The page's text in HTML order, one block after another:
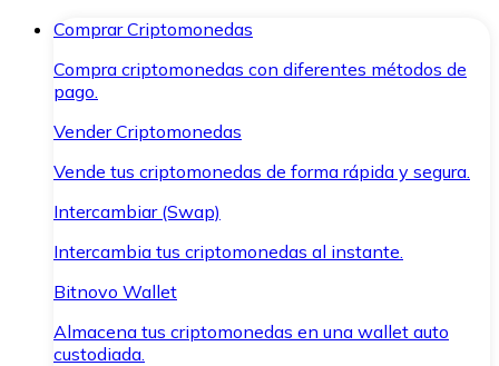
Comprar Criptomonedas
Compra criptomonedas con diferentes métodos de
pago.
Vender Criptomonedas
Vende tus criptomonedas de forma rápida y segura.
Intercambiar (Swap)
Intercambia tus criptomonedas al instante.
Bitnovo Wallet
Almacena tus criptomonedas en una wallet auto
custodiada.